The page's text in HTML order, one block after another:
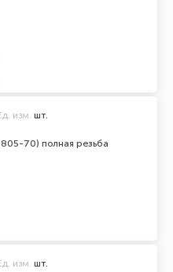
70) полная резьба
изм. шт.
изм. шт.